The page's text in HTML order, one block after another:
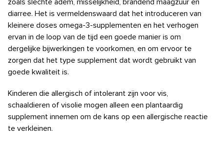
diarree. Het is vermeldenswaard dat het introduceren van
kleinere doses omega-3-supplementen en het verhogen
ervan in de loop van de tijd een goede manier is om
dergelijke bijwerkingen te voorkomen, en om ervoor te
zorgen dat het type supplement dat wordt gebruikt van
goede kwaliteit is.
Kinderen die allergisch of intolerant zijn voor vis,
schaaldieren of visolie mogen alleen een plantaardig
supplement innemen om de kans op een allergische reactie
te verkleinen.